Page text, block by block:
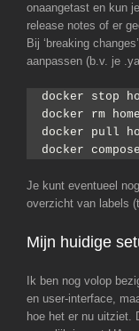
onaangetast en kun
release notes of er
Bij ‘breaking
aanpassen (b.v. je
docker stop
docker rm
docker pull
docker
Je kunt eventueel
overzicht van labels
Mijn huidige
Ik ben nog volop
en user-interface,
hoe het er nu uitziet.